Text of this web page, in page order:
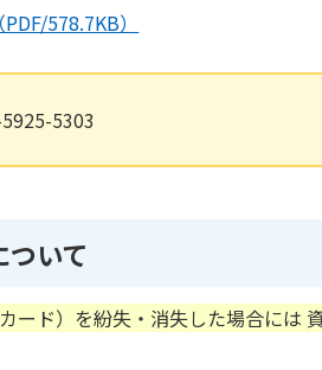
578.7KB）
5303
いて
ード）を紛失・消失した場合には